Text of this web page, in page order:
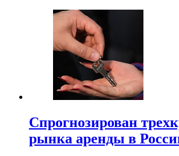
Спрогнозирован
рынка аренды в